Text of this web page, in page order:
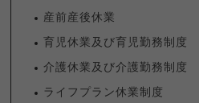
産前産後休業
育児休業及び育児勤務制度
介護休業及び介護勤務制度
ライフプラン休業制度